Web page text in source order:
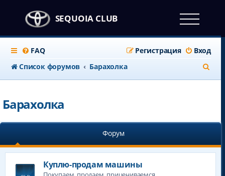
SEQUOIA CLUB
FAQ Вход
Регистрация
Список форумов
Барахолка
о
Барахолка
Форум
Куплю-продам машины